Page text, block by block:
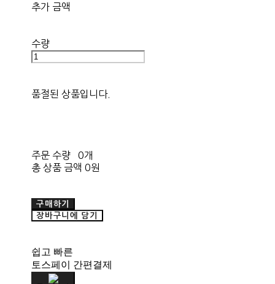
추가 금액
수량
품절된 상품입니다.
주문 수량
0개
총 상품 금액 0원
구매하기
장바구니에 담기
쉽고 빠른
토스페이 간편결제